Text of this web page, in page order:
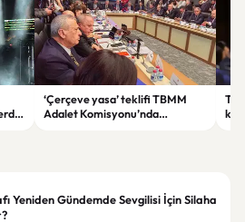
‘Çerçeve yasa’ teklifi TBMM
Adalet Komisyonu’nda
Yeniden Gündemde Sevgilisi İçin Silaha